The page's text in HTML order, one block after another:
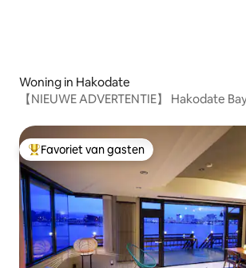
Woning in Hakodate
【NIEUWE ADVERTENTIE】 Hakodate
huur / 10 personen / Gratis
woning
Topfavoriet van gasten
Favoriet van gasten